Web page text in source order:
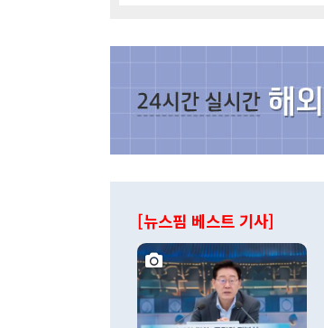
[뉴스핌 베스트 기사]